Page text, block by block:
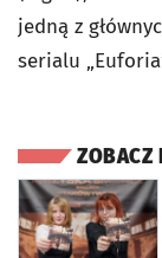
jedną z
serialu
ZOBACZ
otworzy się w